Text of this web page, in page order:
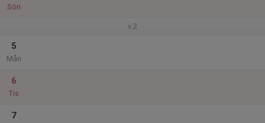
Sön
v.2
5
Mån
6
Tis
7